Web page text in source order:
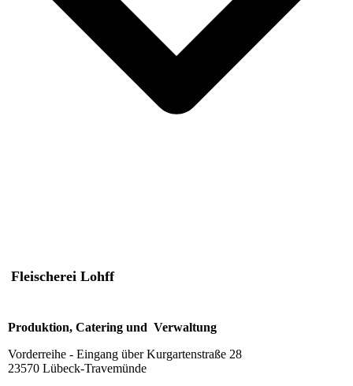
Fleischerei Lohff
Produktion, Catering und Verwaltung
Vorderreihe - Eingang über Kurgartenstraße 28
23570 Lübeck-Travemünde